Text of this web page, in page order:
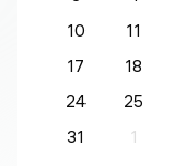
10
11
17
18
24
25
31
1